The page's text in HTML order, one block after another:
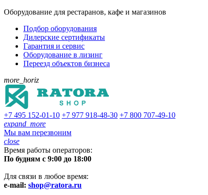
Оборудование для рестаранов, кафе и магазинов
Подбор оборудования
Дилерские сертификаты
Гарантия и сервис
Оборудование в лизинг
Переезд объектов бизнеса
more_horiz
+7 495 152-01-10 +7 977 918-48-30 +7 800 707-49-10
expand_more
Мы вам перезвоним
close
Время работы операторов:
По будням с 9:00 до 18:00
Для связи в любое время:
e-mail: shop@ratora.ru